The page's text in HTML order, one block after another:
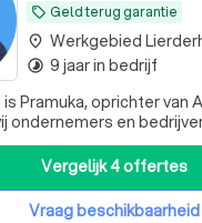
local_offer Geld terug garantie
Pramuka, oprichter van
ondernemers en
ontwikkelen van
als een klein bedrijf is
een enthousiast team van
we met veel plezie
Vraag beschikbaarheid
Vergelijk 4 offertes
place Werkgebied
timelapse 9 jaar in bedrijf